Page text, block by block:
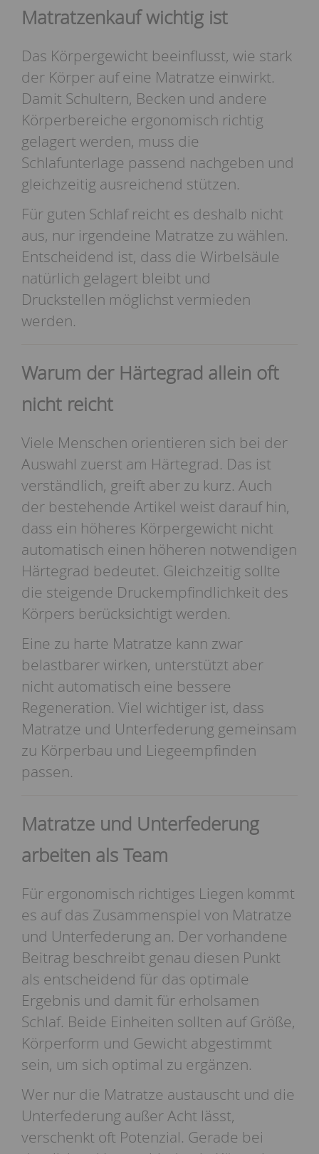
Matratzenkauf wichtig ist
Das Körpergewicht beeinflusst, wie stark
der Körper auf eine Matratze einwirkt.
Damit Schultern, Becken und andere
Körperbereiche ergonomisch richtig
gelagert werden, muss die
Schlafunterlage passend nachgeben und
gleichzeitig ausreichend stützen.
Für guten Schlaf reicht es deshalb nicht
aus, nur irgendeine Matratze zu wählen.
Entscheidend ist, dass die Wirbelsäule
natürlich gelagert bleibt und
Druckstellen möglichst vermieden
werden.
Warum der Härtegrad allein oft
nicht reicht
Viele Menschen orientieren sich bei der
Auswahl zuerst am Härtegrad. Das ist
verständlich, greift aber zu kurz. Auch
der bestehende Artikel weist darauf hin,
dass ein höheres Körpergewicht nicht
automatisch einen höheren notwendigen
Härtegrad bedeutet. Gleichzeitig sollte
die steigende Druckempfindlichkeit des
Körpers berücksichtigt werden.
Eine zu harte Matratze kann zwar
belastbarer wirken, unterstützt aber
nicht automatisch eine bessere
Regeneration. Viel wichtiger ist, dass
Matratze und Unterfederung gemeinsam
zu Körperbau und Liegeempfinden
passen.
Matratze und Unterfederung
arbeiten als Team
Für ergonomisch richtiges Liegen kommt
es auf das Zusammenspiel von Matratze
und Unterfederung an. Der vorhandene
Beitrag beschreibt genau diesen Punkt
als entscheidend für das optimale
Ergebnis und damit für erholsamen
Schlaf. Beide Einheiten sollten auf Größe,
Körperform und Gewicht abgestimmt
sein, um sich optimal zu ergänzen.
Wer nur die Matratze austauscht und die
Unterfederung außer Acht lässt,
verschenkt oft Potenzial. Gerade bei